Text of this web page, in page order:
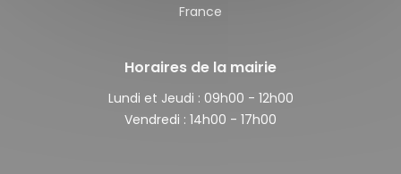
France
Horaires de la mairie
Lundi et Jeudi : 09h00 - 12h00
Vendredi : 14h00 - 17h00